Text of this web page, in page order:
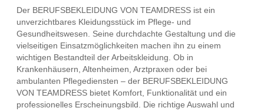
Der BERUFSBEKLEIDUNG VON TEAMDRESS ist ein
unverzichtbares Kleidungsstück im Pflege- und
Gesundheitswesen. Seine durchdachte Gestaltung und die
vielseitigen Einsatzmöglichkeiten machen ihn zu einem
wichtigen Bestandteil der Arbeitskleidung. Ob in
Krankenhäusern, Altenheimen, Arztpraxen oder bei
ambulanten Pflegediensten – der BERUFSBEKLEIDUNG
VON TEAMDRESS bietet Komfort, Funktionalität und ein
professionelles Erscheinungsbild. Die richtige Auswahl und